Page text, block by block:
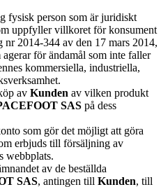
fysisk person som är juridiskt
uppfyller villkoret för konsument
nr 2014-344 av den 17 mars 2014,
för ändamål som inte faller
kommersiella, industriella,
av Kunden av vilken produkt
SAS på dess
som gör det möjligt att göra
erbjuds till försäljning av
webbplats.
av de beställda
SAS, antingen till Kunden, till